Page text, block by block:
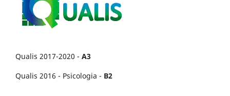
Qualis 2017-2020 - A3
Qualis 2016 - Psicologia - B2